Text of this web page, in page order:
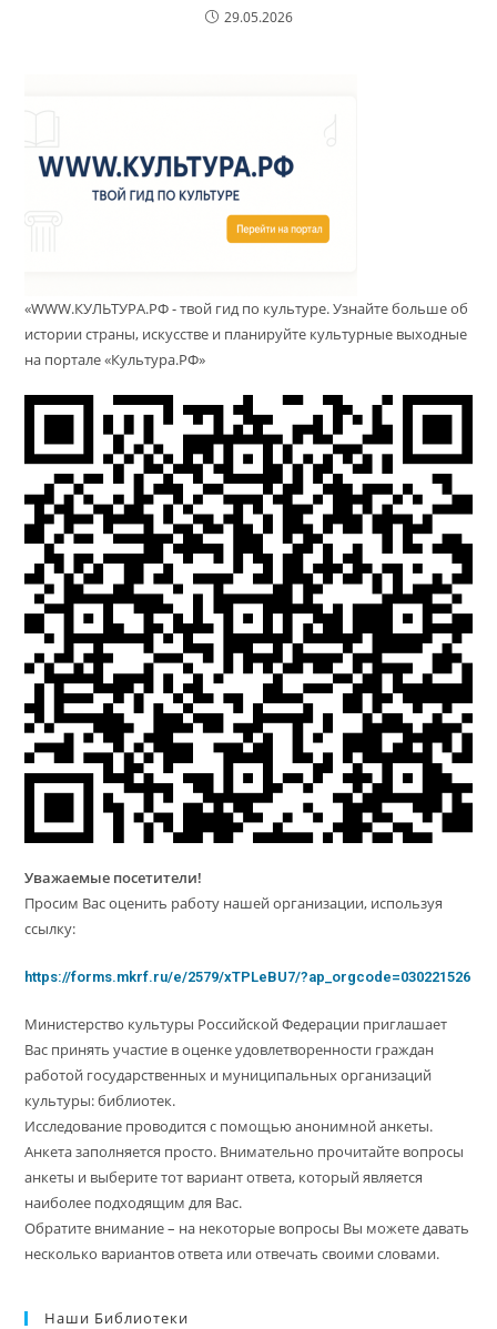
29.05.2026
«WWW.КУЛЬТУРА.РФ - твой гид по культуре. Узнайте больше об
истории страны, искусстве и планируйте культурные выходные
на портале «Культура.РФ»
Уважаемые посетители!
Просим Вас оценить работу нашей организации, используя
ссылку:
https://forms.mkrf.ru/e/2579/xTPLeBU7/?ap_orgcode=030221526
Министерство культуры Российской Федерации приглашает
Вас принять участие в оценке удовлетворенности граждан
работой государственных и муниципальных организаций
культуры: библиотек.
Исследование проводится с помощью анонимной анкеты.
Анкета заполняется просто. Внимательно прочитайте вопросы
анкеты и выберите тот вариант ответа, который является
наиболее подходящим для Вас.
Обратите внимание – на некоторые вопросы Вы можете давать
несколько вариантов ответа или отвечать своими словами.
Наши Библиотеки